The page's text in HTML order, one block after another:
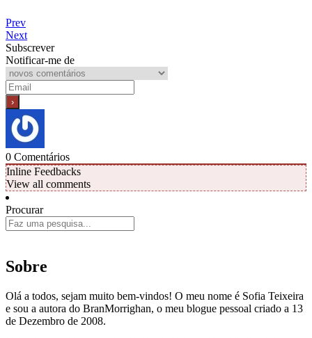
Prev
Next
Subscrever
Notificar-me de
0 Comentários
Inline Feedbacks
View all comments
Procurar
Sobre
Olá a todos, sejam muito bem-vindos! O meu nome é Sofia Teixeira
e sou a autora do BranMorrighan, o meu blogue pessoal criado a 13
de Dezembro de 2008.